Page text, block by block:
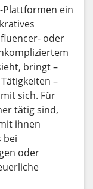
Plattformen ein
oder
bringt –
–
sich. Für
tätig sind,
ihnen
bei
oder